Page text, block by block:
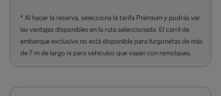
* Al hacer la reserva, selecciona la tarifa Prémium y podrás ver
las ventajas disponibles en la ruta seleccionada. El carril de
embarque exclusivo no está disponible para furgonetas de más
de 7 m de largo ni para vehículos que viajen con remolques.